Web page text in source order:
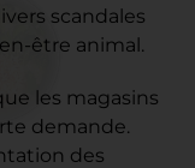
scandales
être animal.
les magasins
demande.
des